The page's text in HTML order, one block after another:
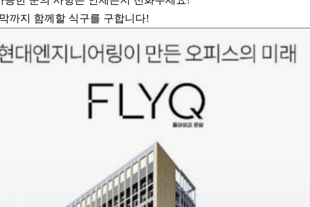
까지 함께할 식구를 구합니다!